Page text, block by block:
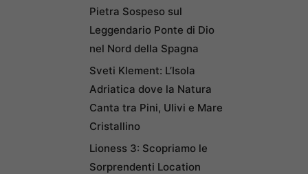
Pietra Sospeso sul
Leggendario Ponte di Dio
nel Nord della Spagna
Sveti Klement: L’Isola
Adriatica dove la Natura
Canta tra Pini, Ulivi e Mare
Cristallino
Lioness 3: Scopriamo le
Sorprendenti Location